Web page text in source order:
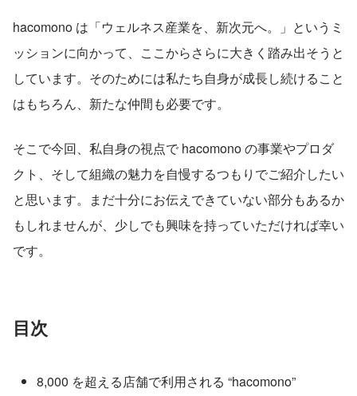
hacomono は「ウェルネス産業を、新次元へ。」というミ
ッションに向かって、ここからさらに大きく踏み出そうと
しています。そのためには私たち自身が成長し続けること
はもちろん、新たな仲間も必要です。
そこで今回、私自身の視点で hacomono の事業やプロダ
クト、そして組織の魅力を自慢するつもりでご紹介したい
と思います。まだ十分にお伝えできていない部分もあるか
もしれませんが、少しでも興味を持っていただければ幸い
です。
目次
8,000 を超える店舗で利用される “hacomono”